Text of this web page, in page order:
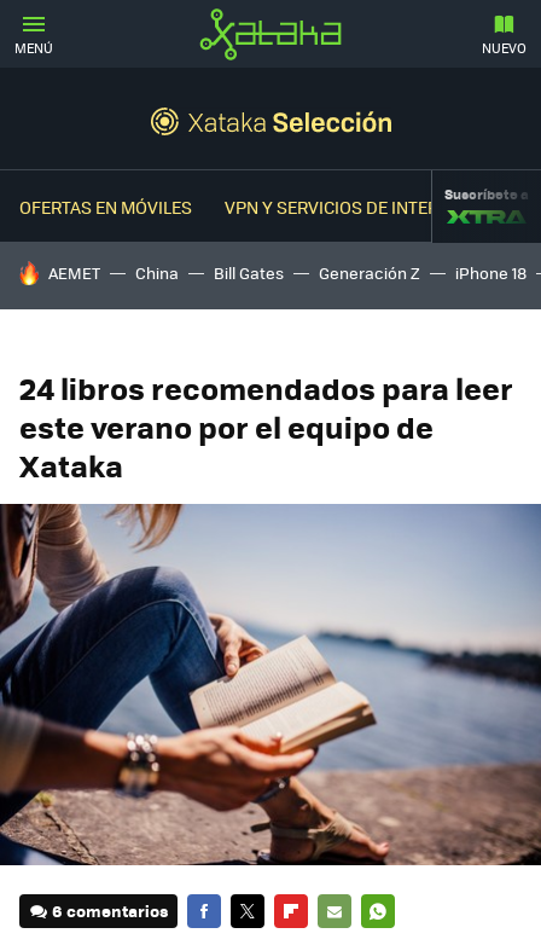
MENÚ NUEVO
OFERTAS EN MÓVILES VPN Y SERVICIOS DE INTERNETSuscríbete a
HOY SE HABLA DE
AEMET China Bill Gates Generación Z iPhone 18
24 libros recomendados para leer
este verano por el equipo de
Xataka
6 comentarios